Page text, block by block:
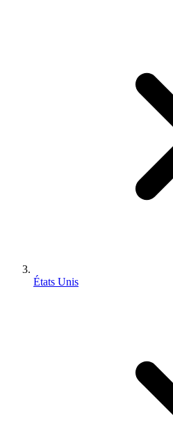
États Unis